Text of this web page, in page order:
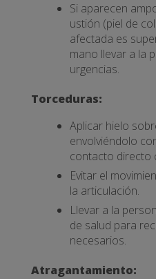
Si aparecen
ustión (piel de
afectada es
mano llevar a la
urgencias.
Torceduras:
Aplicar hielo
envolviéndolo
contacto directo
Evitar el
la articulación.
Llevar a la
de salud para
necesarios.
Atragantamiento: